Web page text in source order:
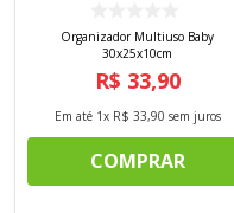
Organizador Multiuso Baby
30x25x10cm
R$ 33,90
Em até 1x R$ 33,90 sem juros
COMPRAR